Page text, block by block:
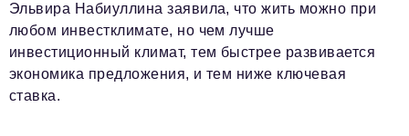
Эльвира Набиуллина заявила, что жить можно при
любом инвестклимате, но чем лучше
инвестиционный климат, тем быстрее развивается
экономика предложения, и тем ниже ключевая
ставка.